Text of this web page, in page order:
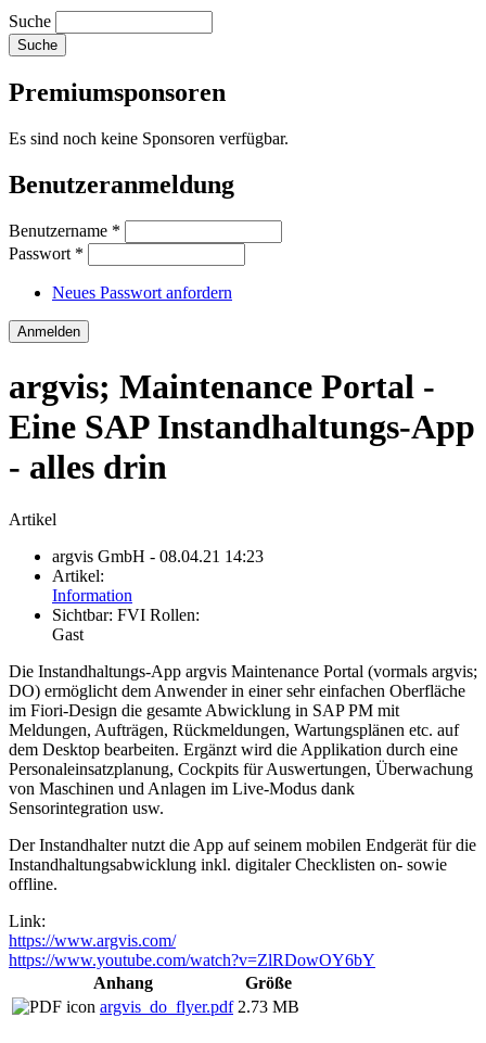
Suche
Premiumsponsoren
Es sind noch keine Sponsoren verfügbar.
Benutzeranmeldung
Benutzername *
Passwort *
Neues Passwort anfordern
argvis; Maintenance Portal -
Eine SAP Instandhaltungs-App
- alles drin
Artikel
argvis GmbH - 08.04.21 14:23
Artikel:
Information
Sichtbar: FVI Rollen:
Gast
Die Instandhaltungs-App argvis Maintenance Portal (vormals argvis;
DO) ermöglicht dem Anwender in einer sehr einfachen Oberfläche
im Fiori-Design die gesamte Abwicklung in SAP PM mit
Meldungen, Aufträgen, Rückmeldungen, Wartungsplänen etc. auf
dem Desktop bearbeiten. Ergänzt wird die Applikation durch eine
Personaleinsatzplanung, Cockpits für Auswertungen, Überwachung
von Maschinen und Anlagen im Live-Modus dank
Sensorintegration usw.
Der Instandhalter nutzt die App auf seinem mobilen Endgerät für die
Instandhaltungsabwicklung inkl. digitaler Checklisten on- sowie
offline.
Link:
https://www.argvis.com/
https://www.youtube.com/watch?v=ZlRDowOY6bY
Anhang
Größe
argvis_do_flyer.pdf 2.73 MB